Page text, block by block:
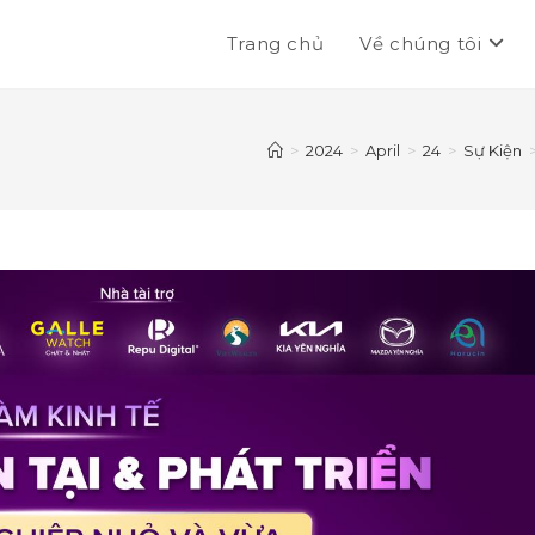
Trang chủ Về chúng tôi
> 2024 > April > 24 > Sự Kiện